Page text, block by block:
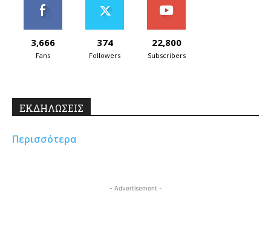
3,666
Fans
374
Followers
22,800
Subscribers
ΕΚΔΗΛΩΣΕΙΣ
Περισσότερα
- Advertisement -